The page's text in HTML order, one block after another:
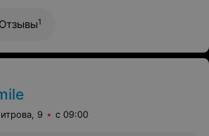
не воспользуетесь нашей
я пришла к ней домой. Поэтому
при расчёте в кассе.
Отзывы1
9 с 09:00